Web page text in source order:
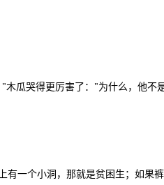
木瓜哭得更厉害了："为什么，他不
有一个小洞，那就是贫困生；如果